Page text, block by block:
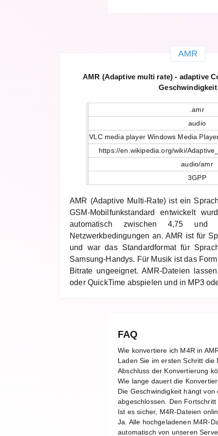
AMR
AMR (Adaptive multi rate) - adaptive
Geschwindigkeit
.amr
audio
VLC media player Windows Media
https://en.wikipedia.org/wiki/
audio/amr
3GPP
AMR (Adaptive Multi-Rate) ist ein
GSM-Mobilfunkstandard entwickelt
automatisch zwischen 4,75
Netzwerkbedingungen an. AMR ist für
und war das Standardformat für
Samsung-Handys. Für Musik ist das
Bitrate ungeeignet. AMR-Dateien
oder QuickTime abspielen und in MP3
FAQ
Wie konvertiere ich M4R in
Laden Sie im ersten Schritt
Abschluss der Konvertierung
Wie lange dauert die
Die Geschwindigkeit hängt
abgeschlossen. Den
Ist es sicher, M4R-Dateien
Ja. Alle hochgeladenen M4R-
automatisch von unseren